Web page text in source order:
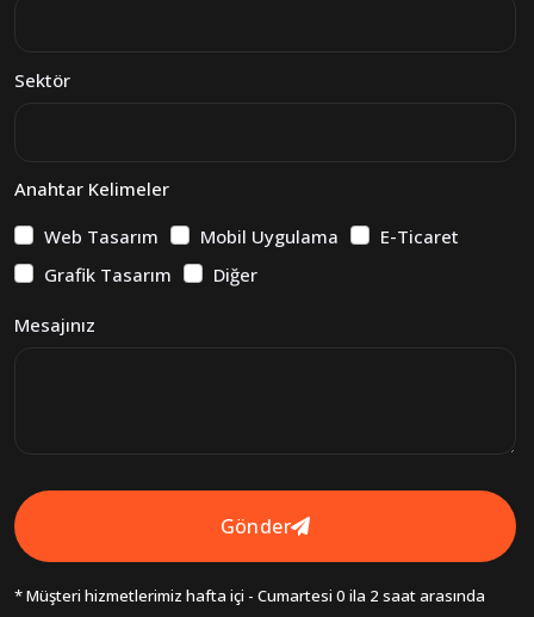
Sektör
Anahtar Kelimeler
Web Tasarım
Mobil Uygulama
E-Ticaret
Grafik Tasarım
Diğer
Mesajınız
Gönder
* Müşteri hizmetlerimiz hafta içi - Cumartesi 0 ila 2 saat arasında